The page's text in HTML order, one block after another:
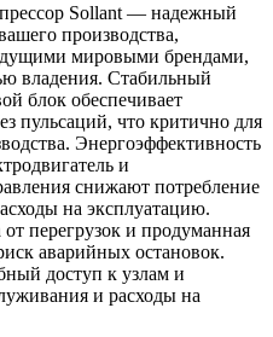
Sollant — надежный
производства,
мировыми брендами,
владения. Стабильный
блок обеспечивает
пульсаций, что критично для
Энергоэффективность
и
снижают потребление
на эксплуатацию.
перегрузок и продуманная
аварийных остановок.
доступ к узлам и
и расходы на